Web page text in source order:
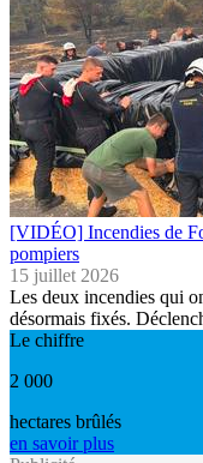
[VIDÉO] Incendies de
pompiers
15 juillet 2026
Les deux incendies qui
désormais fixés.
Le chiffre
2 000
hectares brûlés
en savoir plus